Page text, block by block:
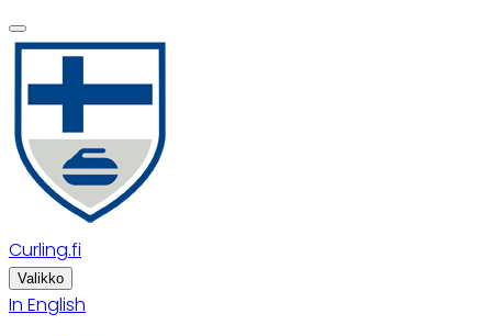
to
Curling.fi
Valikko
In English